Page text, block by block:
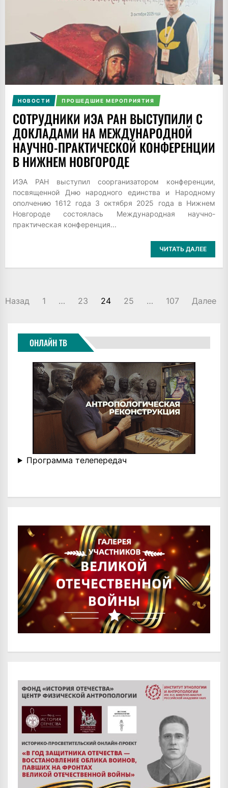
НОВОСТИ ПРОШЕДШИЕ МЕРОПРИЯТИЯ
СОТРУДНИКИ ИЭА РАН ВЫСТУПИЛИ С
ДОКЛАДАМИ НА МЕЖДУНАРОДНОЙ
НАУЧНО-ПРАКТИЧЕСКОЙ КОНФЕРЕНЦИИ
В НИЖНЕМ НОВГОРОДЕ
ИЭА РАН выступил соорганизатором конференции,
посвященной Дню народного единства и Народному
ополчению 1612 года 3 октября 2025 года в Нижнем
Новгороде состоялась Международная научно-
практическая конференция...
ЧИТАТЬ ДАЛЕЕ
ПАГИНАЦИЯ
Назад 1 … 23 24 25 … 107 Далее
ОНЛАЙН ТВ
Программа телепередач